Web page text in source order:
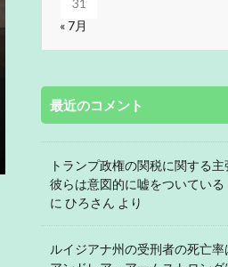
31
« 7月
最近のコメント
トランプ政権の関税に関する
彼らは意図的に嘘をついている
に ひろさん より
ルイジアナ州の受刑者の死亡率